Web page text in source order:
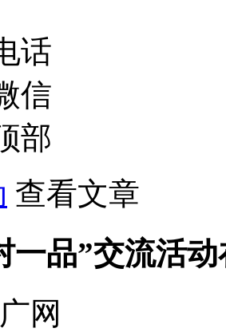
话
信
部
查看文章
一品”交流活
网